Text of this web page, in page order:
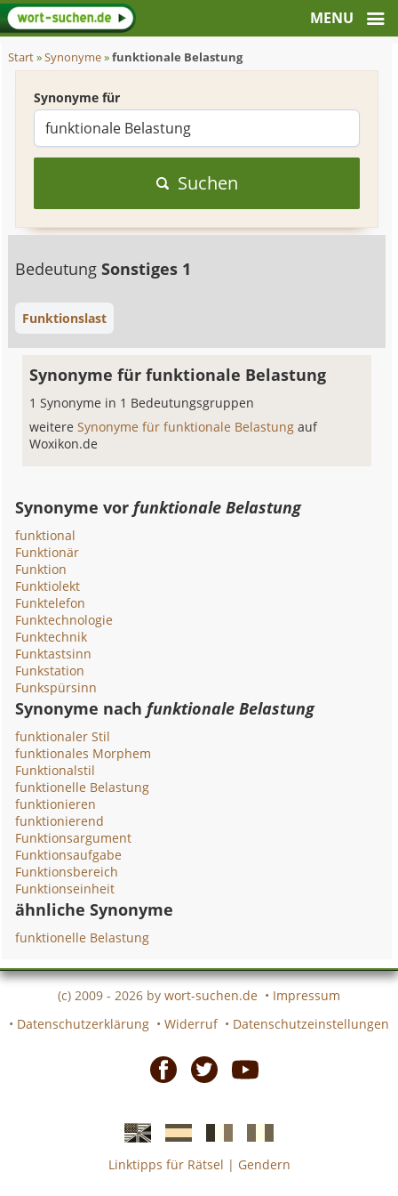
Start»Synonyme»funktionale Belastung
Synonyme für
Suchen
BedeutungSonstiges 1
Funktionslast
Synonyme für funktionale Belastung
1 Synonyme in 1 Bedeutungsgruppen
weitereSynonyme für funktionale Belastungauf
Woxikon.de
Synonyme vorfunktionale Belastung
funktional
Funktionär
Funktion
Funktiolekt
Funktelefon
Funktechnologie
Funktechnik
Funktastsinn
Funkstation
Funkspürsinn
Synonyme nachfunktionale Belastung
funktionaler Stil
funktionales Morphem
Funktionalstil
funktionelle Belastung
funktionieren
funktionierend
Funktionsargument
Funktionsaufgabe
Funktionsbereich
Funktionseinheit
ähnliche Synonyme
funktionelle Belastung
(c) 2009 - 2026 by wort-suchen.de • Impressum
• Datenschutzerklärung • Widerruf • Datenschutzeinstellungen
EnglischeSpanischefranzösicheitalienische
Linktipps für Rätsel | Gendern